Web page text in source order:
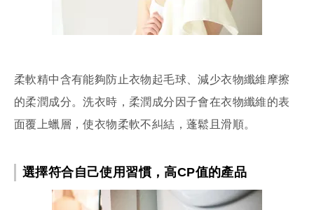
柔軟精中含有能夠防止衣物起毛球、減少衣物纖維摩擦
的柔潤成分。洗衣時，柔潤成分因子會在衣物纖維的表
面覆上蠟層，使衣物柔軟不糾結，蓬鬆且滑順。
選擇符合自己使用習慣，高CP值的產品